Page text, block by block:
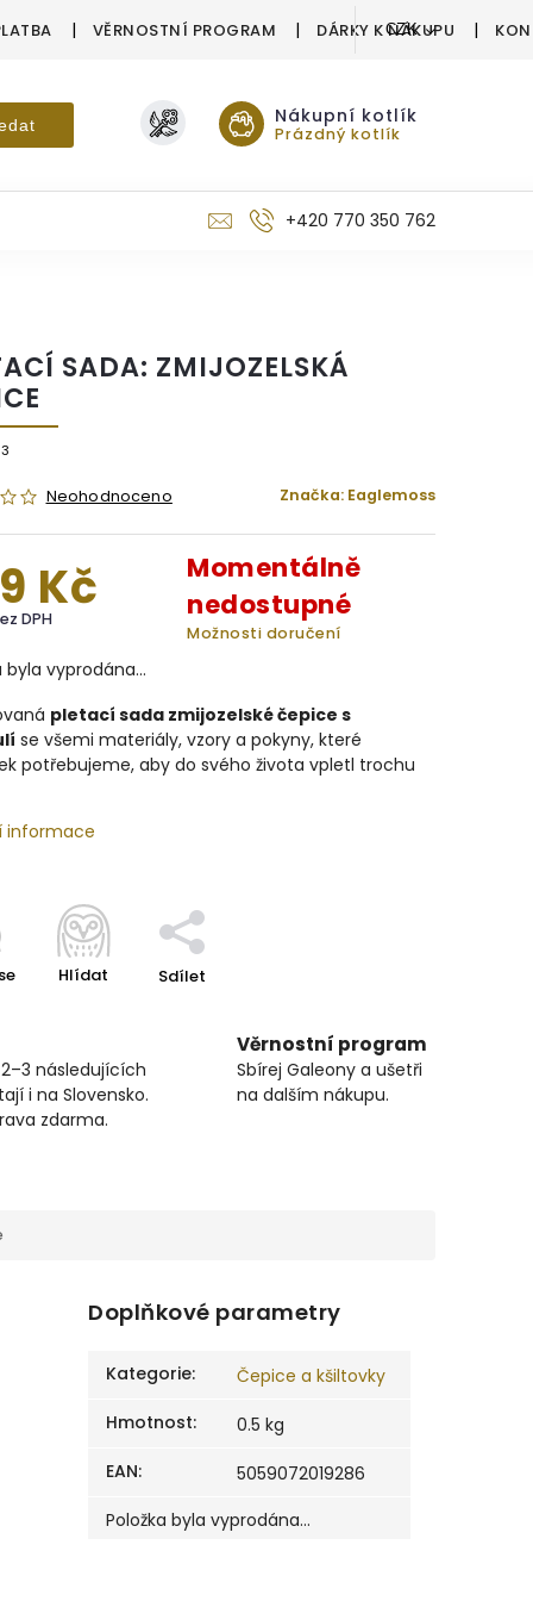
VĚRNOSTNÍ PROGRAM DÁRKY K NÁKUPU
CZK
Nákupní kotlík
Prázdný kotlík
+420 770 350 762
SADA: ZMIJOZELSKÁ
Neohodnoceno Značka: Eaglemoss
Kč
DPH
Momentálně
nedostupné
Možnosti doručení
byla vyprodána…
pletací sada zmijozelské čepice s
se všemi materiály, vzory a pokyny, které
potřebujeme, aby do svého života vpletl trochu
informace
Hlídat Sdílet
následujících
i na Slovensko.
zdarma.
Věrnostní program
Sbírej Galeony a ušetři
na dalším nákupu.
Doplňkové parametry
Kategorie:
Čepice a kšiltovky
Hmotnost:
0.5 kg
EAN:
5059072019286
Položka byla vyprodána…